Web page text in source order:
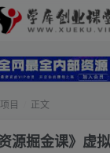
目 正文
源掘金课》虚